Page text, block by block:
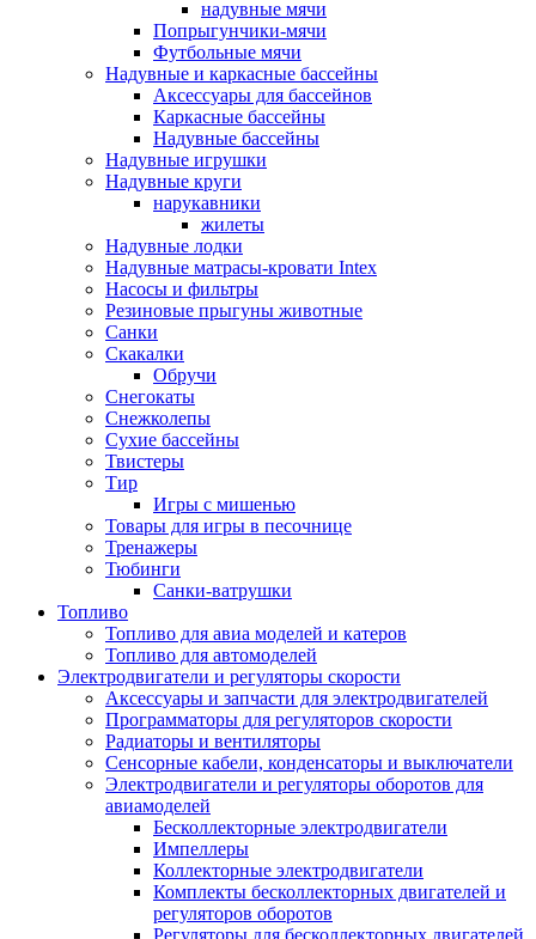
надувные мячи
Попрыгунчики-мячи
Футбольные мячи
Надувные и каркасные бассейны
Аксессуары для бассейнов
Каркасные бассейны
Надувные бассейны
Надувные игрушки
Надувные круги
нарукавники
жилеты
Надувные лодки
Надувные матрасы-кровати Intex
Насосы и фильтры
Резиновые прыгуны животные
Санки
Скакалки
Обручи
Снегокаты
Снежколепы
Сухие бассейны
Твистеры
Тир
Игры с мишенью
Товары для игры в песочнице
Тренажеры
Тюбинги
Санки-ватрушки
Топливо
Топливо для авиа моделей и катеров
Топливо для автомоделей
Электродвигатели и регуляторы скорости
Аксессуары и запчасти для электродвигателей
Программаторы для регуляторов скорости
Радиаторы и вентиляторы
Сенсорные кабели, конденсаторы и выключатели
Электродвигатели и регуляторы оборотов для
авиамоделей
Бесколлекторные электродвигатели
Импеллеры
Коллекторные электродвигатели
Комплекты бесколлекторных двигателей и
регуляторов оборотов
Регуляторы для бесколлекторных двигателей